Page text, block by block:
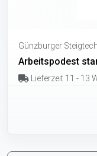
Günzburger
Arbeitspodest
Lieferzeit 11 - 13